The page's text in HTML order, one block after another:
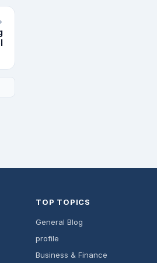
TOP TOPICS
General Blog
profile
Business & Finance